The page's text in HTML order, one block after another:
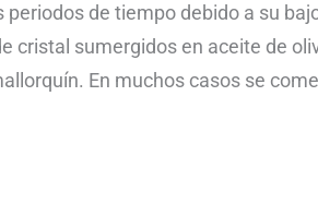
de tiempo debido a su
cristal sumergidos en aceite de
En muchos casos se